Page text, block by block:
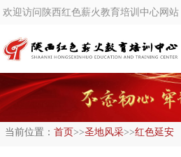
欢迎访问陕西红色薪火教育培训中心网站
当前位置： 首页>>圣地风采>>红色延安